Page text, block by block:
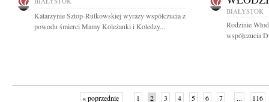
Katarzynie Sztop-Rutkowskiej wyrazy współczucia z
powodu śmierci Mamy Koleżanki i Koledzy...
BIAŁYSTOK
Rodzinie
współczucia
« poprzednie 1 2 3 4 5 6 7 ... 116